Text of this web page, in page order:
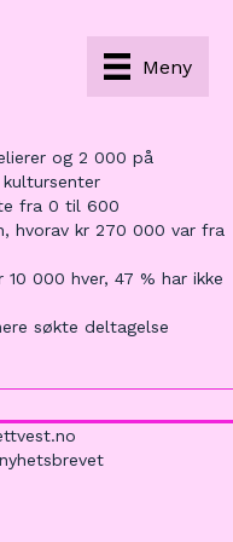
Meny
og 2 000 på
fra 0 til 600
hvorav kr 270 000 var fra
000 hver, 47 % har ikke
søkte deltagelse